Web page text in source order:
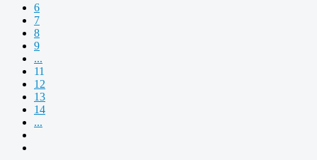
6
7
8
9
...
11
12
13
14
...